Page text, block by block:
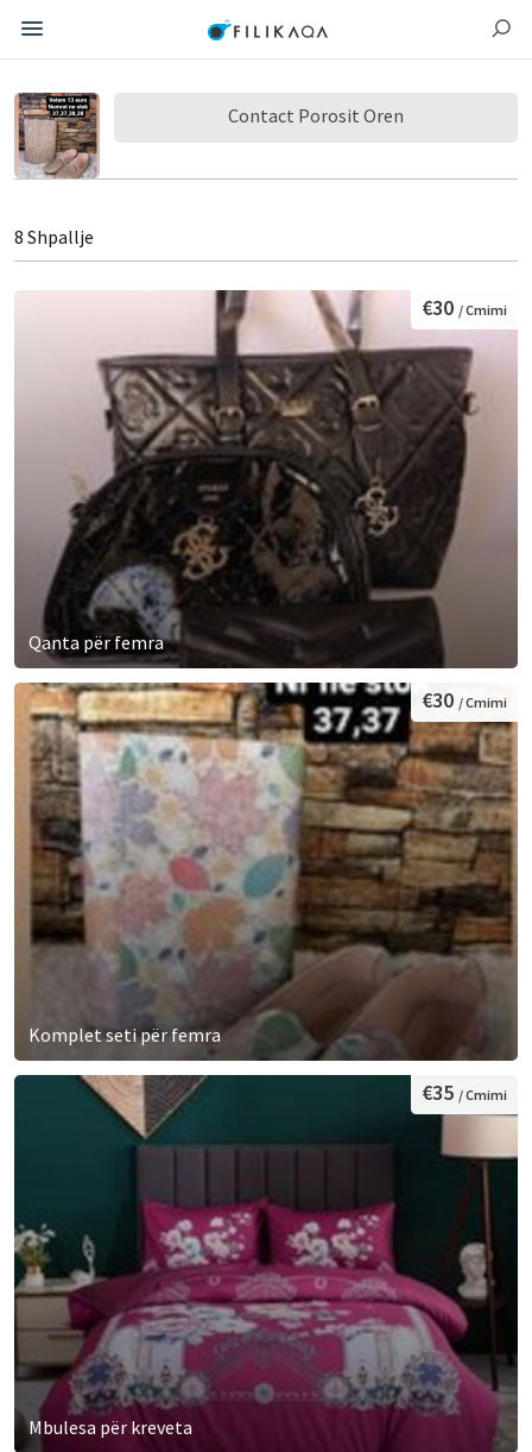
Contact Porosit Oren
8 Shpallje
Qanta për femra
€30 / Cmimi
Komplet seti për femra
€30 / Cmimi
Mbulesa për kreveta
€35 / Cmimi